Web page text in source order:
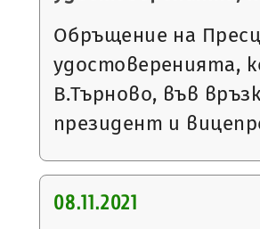
Обръщение на
удостоверенията,
В.Търново, във
президент и
08.11.2021